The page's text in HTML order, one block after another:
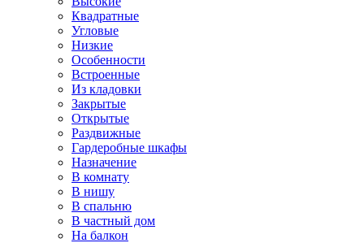
Квадратные
Угловые
Низкие
Особенности
Встроенные
Из кладовки
Закрытые
Открытые
Раздвижные
Гардеробные шкафы
Назначение
В комнату
В нишу
В спальню
В частный дом
На балкон